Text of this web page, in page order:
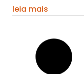
leia mais